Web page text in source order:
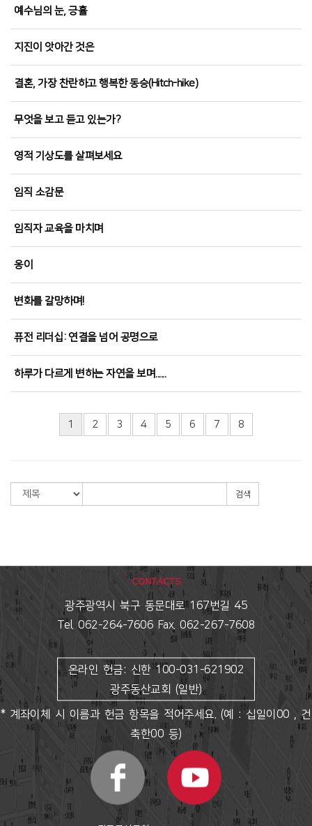
예수님의 눈, 긍휼
지진이 앗아간 것은
결혼, 가장 찬란하고 행복한 동승(Hitch-hike)
무엇을 보고 듣고 있는가?
영적 기상도를 살펴보세요
임직 소감문
임직자 교육을 마치며
옹이
변화를 갈망하며!
퓨전 리더십: 연결을 넘어 공명으로
하루가 다르게 변하는 자연을 보며......
1 2 3 4 5 6 7 8
검색
CONTACTS
광주광역시 북구 동문대로 167번길 45
Tel. 062-264-7606 Fax. 062-267-7608
온라인 헌금: 신한 100-031-621902
광주동산교회 (일반)
* 계좌이체 시 이름과 헌금 항목을 적어주세요. (예 : 십일이00 , 건
축한00 등)